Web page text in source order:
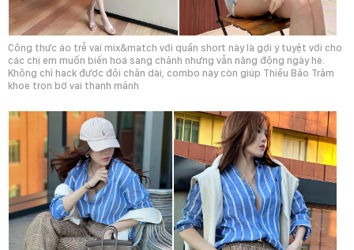
Công thức áo trễ vai mix&match với quần short này là gợi ý tuyệt vời cho
các chị em muốn biến hoá sang chảnh nhưng vẫn năng động ngày hè.
Không chỉ hack được đôi chân dài, combo này còn giúp Thiều Bảo Trâm
khoe trọn bờ vai thanh mảnh